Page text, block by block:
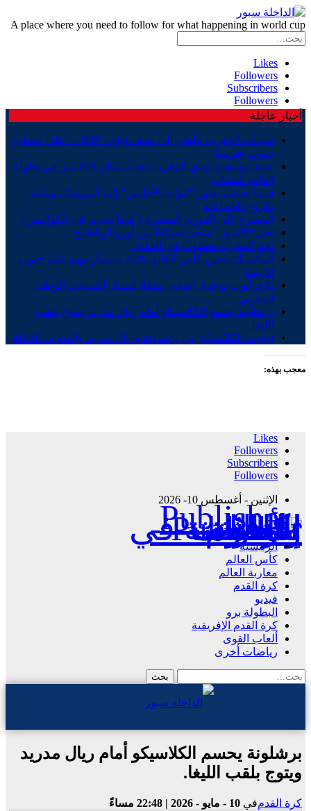
A place where you need to follow for what happening in world cup
Likes
Followers
Subscribers
Followers
أخبار عاجلة
سيدات المغرب يتأهلن إلى نصف نهائي “الكان” على حساب
جنوب إفريقيا.
عماد بوشجدة يهدي المغرب ذهبية سباق 800 متر في بطولة
العالم للشباب
فيلدا يحتفي بعبور “لبؤات الأطلس” إلى المونديال ويشيد
بالروح الجماعية
النصيري إلى الدوري المصري؟ ماذا يحدث في الكواليس؟
نجم “الأسود” يشعل صراعا بين أوروبا والخليج.
نجم المغرب مطلوب في الخليج.
المكسيك تدشن كأس العالم 2026 بانتصار مهم على جنوب
إفريقيا
بلاغ..أيوب بوعدي أضحى مؤهلا لتمثيل المنتخب الوطني
المغربي
برشلونة يحسم الكلاسيكو أمام ريال مدريد ويتوج بلقب
الليغا.
توقيت الكلاسيكو بين برشلونة وريال مدريد والقنوات الناقلة
معجب بهذه:
Likes
Followers
Subscribers
Followers
الإثنين - أغسطس 10- 2026
Publisher - تغطية إخبارية لكافة الأحداث الرياضية في المغرب والعالم.
الرئيسية
كأس العالم
مغاربة العالم
كرة القدم
فيديو
البطولة برو
كرة القدم الإفريقية
ألعاب القوى
رياضات أخرى
برشلونة يحسم الكلاسيكو أمام ريال مدريد
ويتوج بلقب الليغا.
كرة القدمفي 10 - مايو - 2026 | 22:48 مساءً